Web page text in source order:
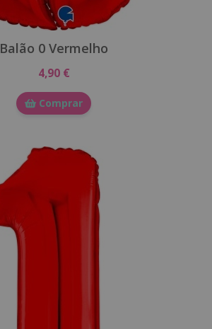
Balão 0 Vermelho
4,90 €
Comprar